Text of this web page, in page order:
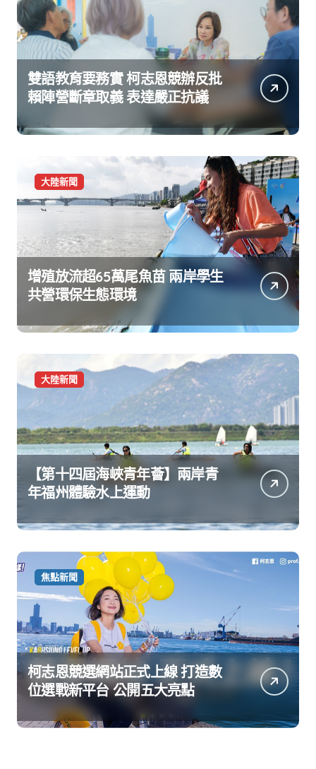
雙語教育要務實 柯志恩競辦反批
賴陣營斷章取義 表達嚴正抗議
大陸新聞
增殖放流超65萬尾魚苗 兩岸學生
共營環保生態環境
大陸新聞
【第十四屆海峽青年薈】兩岸青
年福州體驗水上運動
焦點新聞
柯志恩競選網站正式上線 打造數
位選戰新平台 公開五大亮點